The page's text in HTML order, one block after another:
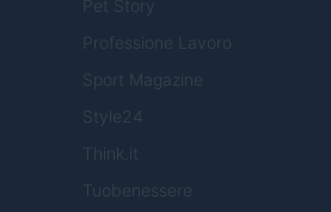
Pet Story
Professione Lavoro
Sport Magazine
Style24
Think.it
Tuobenessere